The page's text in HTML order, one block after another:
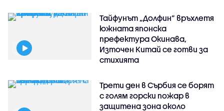
Тайфунът „Долфин” връхлетя
южната японска
префектура Окинава,
Източен Китай се готви за
стихията
Трети ден в Сърбия се борят
с голям горски пожар в
защитена зона около